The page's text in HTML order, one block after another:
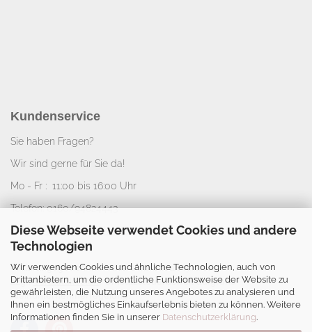
Diese Webseite verwendet Cookies und andere
Technologien
Wir verwenden Cookies und ähnliche Technologien, auch von
Drittanbietern, um die ordentliche Funktionsweise der Website zu
gewährleisten, die Nutzung unseres Angebotes zu analysieren und
Ihnen ein bestmögliches Einkaufserlebnis bieten zu können. Weitere
Informationen finden Sie in unserer Datenschutzerklärung.
Kundenservice
Sie haben Fragen?
Wir sind gerne für Sie da!
Mo - Fr : 11:00 bis 16:00 Uhr
Telefon: 0160/94824443
E-Mail:info@nice-deko.de
*Alle angegebenen Preise sind Gesamtpreise
zzgl. Versandkosten. Umsatzsteuerbefreit aufgrund
Kleinunternehmerregelung.